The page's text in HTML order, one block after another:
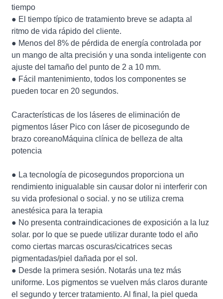
tiempo
● El tiempo típico de tratamiento breve se adapta al
ritmo de vida rápido del cliente.
● Menos del 8% de pérdida de energía controlada por
un mango de alta precisión y una sonda inteligente con
ajuste del tamaño del punto de 2 a 10 mm.
● Fácil mantenimiento, todos los componentes se
pueden tocar en 20 segundos.
Características de los láseres de eliminación de
pigmentos láser Pico con láser de picosegundo de
brazo coreanoMáquina clínica de belleza de alta
potencia
● La tecnología de picosegundos proporciona un
rendimiento inigualable sin causar dolor ni interferir con
su vida profesional o social. y no se utiliza crema
anestésica para la terapia
● No presenta contraindicaciones de exposición a la luz
solar. por lo que se puede utilizar durante todo el año
como ciertas marcas oscuras/cicatrices secas
pigmentadas/piel dañada por el sol.
● Desde la primera sesión. Notarás una tez más
uniforme. Los pigmentos se vuelven más claros durante
el segundo y tercer tratamiento. Al final, la piel queda